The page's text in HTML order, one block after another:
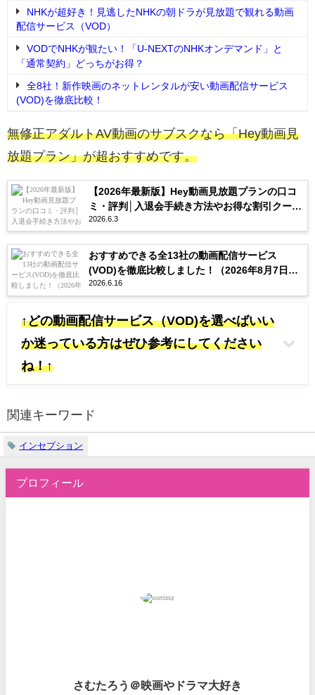
NHKが超好き！見逃したNHKの朝ドラが見放題で観れる動画
配信サービス（VOD）
VODでNHKが観たい！「U-NEXTのNHKオンデマンド」と
「通常契約」どっちがお得？
全8社！新作映画のネットレンタルが安い動画配信サービス
(VOD)を徹底比較！
無修正アダルトAV動画のサブスクなら「Hey動画見
放題プラン」が超おすすめです。
【2026年最新版】Hey動画見放題プランの口コ
ミ・評判│入退会手続き方法やお得な割引クーポ
ンを紹介
2026.6.3
おすすめできる全13社の動画配信サービス
(VOD)を徹底比較しました！（2026年8月7日更
新）
2026.6.16
↑どの動画配信サービス（VOD)を選べばいい
か迷っている方はぜひ参考にしてください
ね！↑
関連キーワード
インセプション
プロフィール
さむたろう＠映画やドラマ大好き